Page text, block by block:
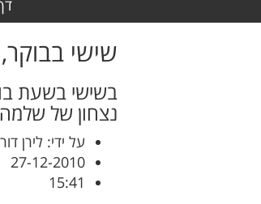
שישי
נצחון של שלמה
על ידי: לירן
27-12-2010
15:41